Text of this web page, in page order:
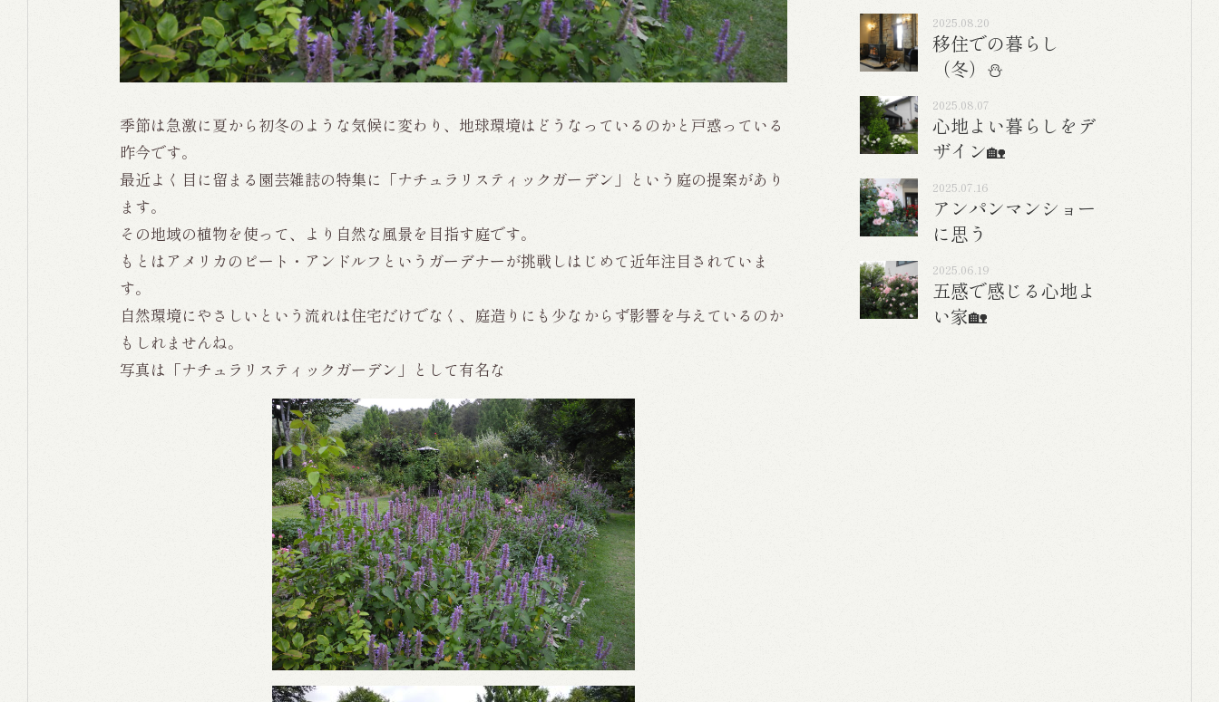
FLOW
引き渡しまでの流れ
WORKS
施工事例
季節は急激に夏から初冬のような気候に変わり、地球環境はどうなっているのかと戸惑っている
昨今です。
最近よく目に留まる園芸雑誌の特集に「ナチュラリスティックガーデン」という庭の提案があり
ます。
その地域の植物を使って、より自然な風景を目指す庭です。
もとはアメリカのピート・アンドルフというガーデナーが挑戦しはじめて近年注目されていま
す。
自然環境にやさしいという流れは住宅だけでなく、庭造りにも少なからず影響を与えているのか
もしれませんね。
写真は「ナチュラリスティックガーデン」として有名な
2025.08.20
移住での暮らし
（冬）⛄
2025.08.07
心地よい暮らしをデ
ザイン🏡
2025.07.16
アンパンマンショー
に思う
2025.06.19
五感で感じる心地よ
い家🏡